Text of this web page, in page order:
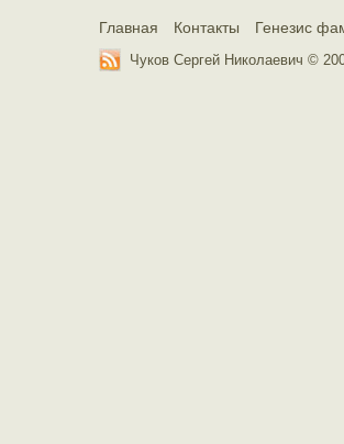
Главная Контакты Генезис
Чуков Сергей Николаевич ©